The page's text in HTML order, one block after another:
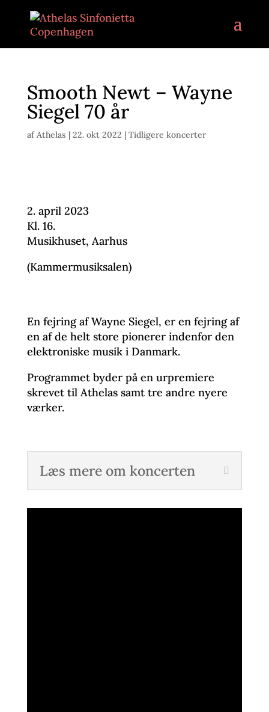
Smooth Newt – Wayne
Siegel 70 år
afAthelas | 22. okt 2022 | Tidligere koncerter
2. april 2023
Kl. 16.
Musikhuset, Aarhus
(Kammermusiksalen)
En fejring af Wayne Siegel, er en fejring af
en af de helt store pionerer indenfor den
elektroniske musik i Danmark.
Programmet byder på en urpremiere
skrevet til Athelas samt tre andre nyere
værker.
Læs mere om koncerten